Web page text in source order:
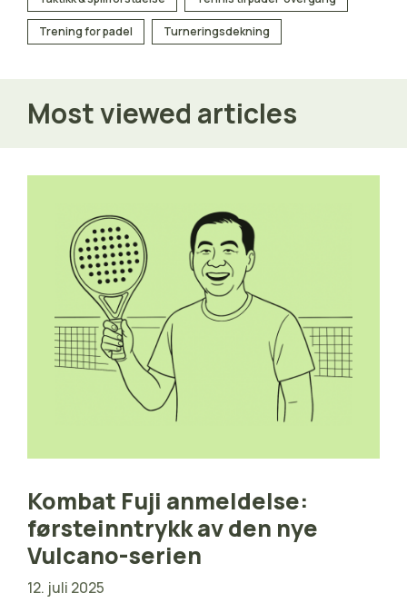
Trening for padel Turneringsdekning
Most viewed articles
Kombat Fuji anmeldelse:
førsteinntrykk av den nye
Vulcano-serien
12. juli 2025